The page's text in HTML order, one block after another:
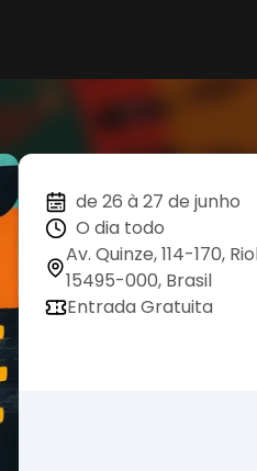
de 26 à 27 de junho
O dia todo
Av. Quinze, 114-170,
15495-000, Brasil
Entrada Gratuita